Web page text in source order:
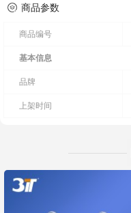
商品参数
商品编号
基本信息
品牌
上架时间